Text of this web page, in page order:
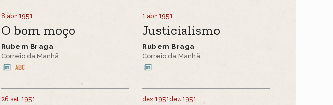
8 abr 1951
O bom moço
Rubem Braga
Correio da Manhã
1 abr 1951
Justicialismo
Rubem Braga
Correio da Manhã
26 set 1951 dez 1951dez 1951